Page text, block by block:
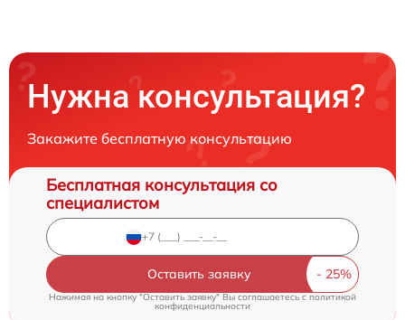
Нужна консультация?
Закажите бесплатную консультацию
Бесплатная консультация со
специалистом
Оставить заявку
Нажимая на кнопку "Оставить заявку" Вы соглашаетесь cполитикой
конфиденциальности